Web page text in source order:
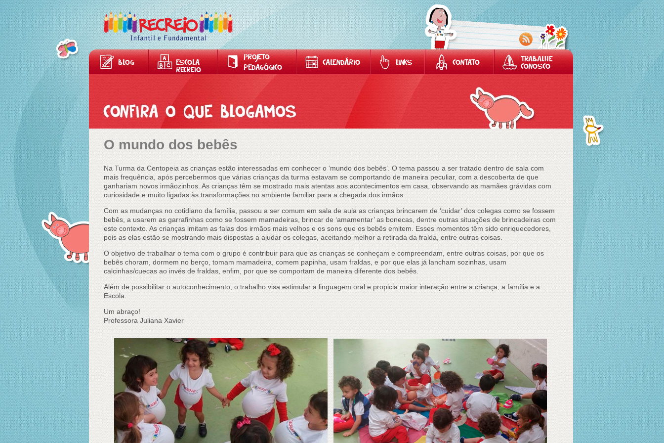
BLOG ESCOLA
RECREIO
PROJETO
PEDAGÓGICO CALENDÁRIO LINKS CONTATO TRABALHE
CONOSCO
O mundo dos bebês
Na Turma da Centopeia as crianças estão interessadas em conhecer o ‘mundo dos bebês’. O tema passou a ser tratado dentro de sala com
mais frequência, após percebermos que várias crianças da turma estavam se comportando de maneira peculiar, com a descoberta de que
ganhariam novos irmãozinhos. As crianças têm se mostrado mais atentas aos acontecimentos em casa, observando as mamães grávidas com
curiosidade e muito ligadas às transformações no ambiente familiar para a chegada dos irmãos.
Com as mudanças no cotidiano da família, passou a ser comum em sala de aula as crianças brincarem de ‘cuidar’ dos colegas como se fossem
bebês, a usarem as garrafinhas como se fossem mamadeiras, brincar de ‘amamentar’ as bonecas, dentre outras situações de brincadeiras com
este contexto. As crianças imitam as falas dos irmãos mais velhos e os sons que os bebês emitem. Esses momentos têm sido enriquecedores,
pois as elas estão se mostrando mais dispostas a ajudar os colegas, aceitando melhor a retirada da fralda, entre outras coisas.
O objetivo de trabalhar o tema com o grupo é contribuir para que as crianças se conheçam e compreendam, entre outras coisas, por que os
bebês choram, dormem no berço, tomam mamadeira, comem papinha, usam fraldas, e por que elas já lancham sozinhas, usam
calcinhas/cuecas ao invés de fraldas, enfim, por que se comportam de maneira diferente dos bebês.
Além de possibilitar o autoconhecimento, o trabalho visa estimular a linguagem oral e propicia maior interação entre a criança, a família e a
Escola.
Um abraço!
Professora Juliana Xavier